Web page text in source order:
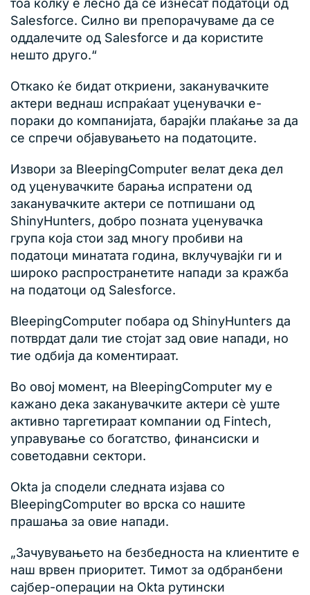
тоа колку е лесно да се изнесат податоци од
Salesforce. Силно ви препорачуваме да се
оддалечите од Salesforce и да користите
нешто друго.“
Откако ќе бидат откриени, заканувачките
актери веднаш испраќаат уценувачки е-
пораки до компанијата, барајќи плаќање за да
се спречи објавувањето на податоците.
Извори за BleepingComputer велат дека дел
од уценувачките барања испратени од
заканувачките актери се потпишани од
ShinyHunters, добро позната уценувачка
група која стои зад многу пробиви на
податоци минатата година, вклучувајќи ги и
широко распространетите напади за кражба
на податоци од Salesforce.
BleepingComputer побара од ShinyHunters да
потврдат дали тие стојат зад овие напади, но
тие одбија да коментираат.
Во овој момент, на BleepingComputer му е
кажано дека заканувачките актери сè уште
активно таргетираат компании од Fintech,
управување со богатство, финансиски и
советодавни сектори.
Okta ја сподели следната изјава со
BleepingComputer во врска со нашите
прашања за овие напади.
„Зачувувањето на безбедноста на клиентите е
наш врвен приоритет. Тимот за одбранбени
сајбер-операции на Okta рутински